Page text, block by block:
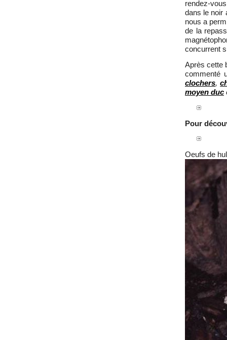
rendez-
dans le noir
nous a
de la
concurrent
Après cette
commenté
clochers,
moyen duc
Pour
Oeufs de